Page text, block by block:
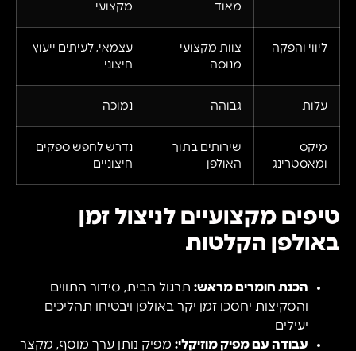
מאוד
מקצועי
ליווי והפקה
צוות מקצועי
מנוסה
עצמאי, לעיתים ייעוץ
חיצוני
עלות גבוהה נמוכה
מיקס
ומאסטרינג
שירותים בתוך
האולפן
נדרש לחפש ספקים
חיצוניים
טיפים מקצועיים לניצול זמן
באולפן הקלטות
הכנת חומרים מראש: תרגול הבית, סידור התווים
והסקיצות יחסכו זמן יקר באולפן ויבטיחו תהליכים
יעילים
עבודה עם מפיק מוזיקלי: מפיק נותן ערך מוסף, מקצר